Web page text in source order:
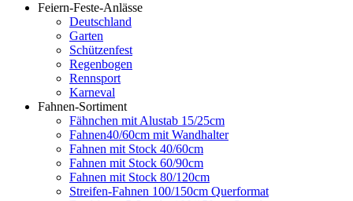
Feiern-Feste-Anlässe
Deutschland
Garten
Schützenfest
Regenbogen
Rennsport
Karneval
Fahnen-Sortiment
Fähnchen mit Alustab 15/25cm
Fahnen40/60cm mit Wandhalter
Fahnen mit Stock 40/60cm
Fahnen mit Stock 60/90cm
Fahnen mit Stock 80/120cm
Streifen-Fahnen 100/150cm Querformat